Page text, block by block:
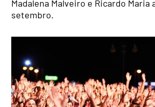
Madalena Malveiro e Ricardo Maria
setembro.